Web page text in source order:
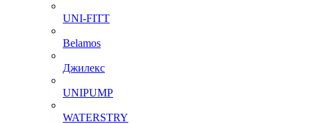
UNI-FITT
Belamos
Джилекс
UNIPUMP
WATERSTRY